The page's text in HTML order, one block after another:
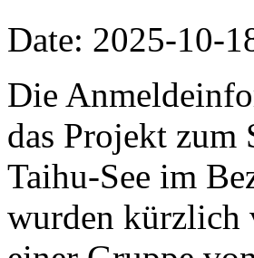
Date: 2025-10-
Die
das Projekt
Taihu-See im
wurden kürzlich